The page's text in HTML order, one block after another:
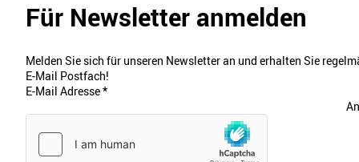
Für Newsletter anmelden
Melden Sie sich für unseren Newsletter an und erhalten Sie
E-Mail Postfach!
E-Mail Adresse*